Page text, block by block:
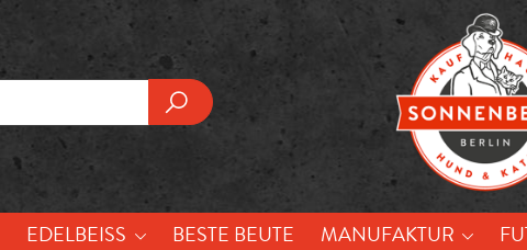
EDELBEISS BESTE BEUTE MANUFAKTUR